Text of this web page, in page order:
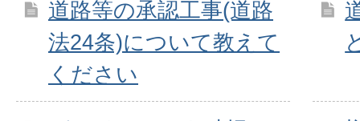
道路等の承認工事(道路
法24条)について教えて
ください